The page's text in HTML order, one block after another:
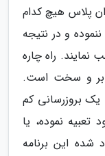
پلاس هیچ کدام
و در نتیجه
نمایند. راه چاره
بر و سخت است.
یک بروزرسانی کم
نموده، یا
شده این برنامه